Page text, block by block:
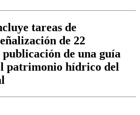
tareas de
de 22
de una guía
patrimonio hídrico del